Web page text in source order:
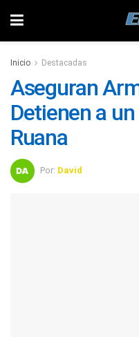
Inicio Destacadas
Aseguran
Detienen a
Ruana
Por: David